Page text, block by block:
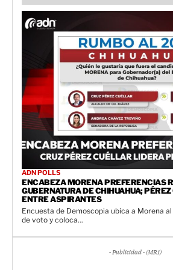
ADN POLLS
ENCABEZA MORENA PREFERENCIAS
GUBERNATURA DE CHIHUAHUA;
ENTRE ASPIRANTES
Encuesta de Demoscopia ubica a Morena
de voto y coloca...
- Publicidad - (MR1)